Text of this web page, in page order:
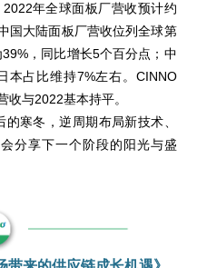
年全球面板厂营收预计约
国大陆面板厂营收位列全球第
，同比增长5个百分点；中
本占比维持7%左右。CINNO
收与2022基本持平。
寒冬，逆周期布局新技术、
分享下一个阶段的阳光与盛